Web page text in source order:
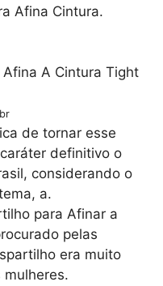
Afina Cintura.
de tornar esse
definitivo o
considerando o
a.
para Afinar a
pelas
era muito
mulheres.